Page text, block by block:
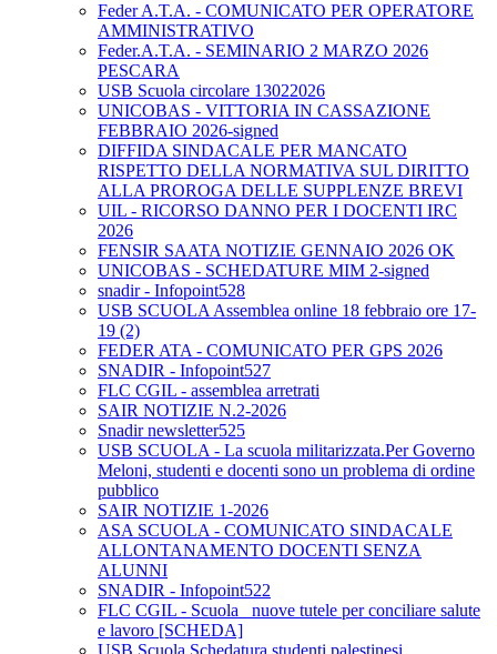
Feder A.T.A. - COMUNICATO PER OPERATORE
AMMINISTRATIVO
Feder.A.T.A. - SEMINARIO 2 MARZO 2026
PESCARA
USB Scuola circolare 13022026
UNICOBAS - VITTORIA IN CASSAZIONE
FEBBRAIO 2026-signed
DIFFIDA SINDACALE PER MANCATO
RISPETTO DELLA NORMATIVA SUL DIRITTO
ALLA PROROGA DELLE SUPPLENZE BREVI
UIL - RICORSO DANNO PER I DOCENTI IRC
2026
FENSIR SAATA NOTIZIE GENNAIO 2026 OK
UNICOBAS - SCHEDATURE MIM 2-signed
snadir - Infopoint528
USB SCUOLA Assemblea online 18 febbraio ore 17-
19 (2)
FEDER ATA - COMUNICATO PER GPS 2026
SNADIR - Infopoint527
FLC CGIL - assemblea arretrati
SAIR NOTIZIE N.2-2026
Snadir newsletter525
USB SCUOLA - La scuola militarizzata.Per Governo
Meloni, studenti e docenti sono un problema di ordine
pubblico
SAIR NOTIZIE 1-2026
ASA SCUOLA - COMUNICATO SINDACALE
ALLONTANAMENTO DOCENTI SENZA
ALUNNI
SNADIR - Infopoint522
FLC CGIL - Scuola_ nuove tutele per conciliare salute
e lavoro [SCHEDA]